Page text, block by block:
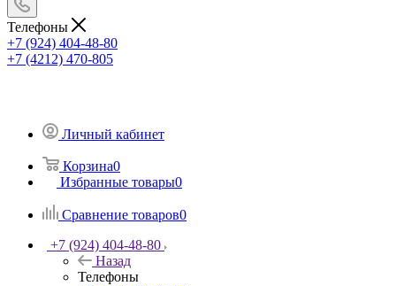
Телефоны
+7 (924) 404-48-80
+7 (4212) 470-805
Личный кабинет
Корзина0
Избранные товары0
Сравнение товаров0
+7 (924) 404-48-80
Назад
Телефоны